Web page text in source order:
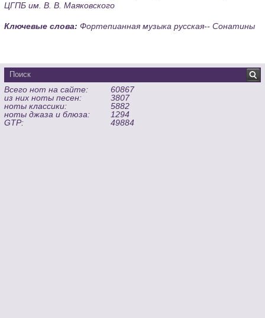
ЦГПБ им. В. В. Маяковского
Ключевые слова:Фортепианная музыка русская-- Сонатины
Всего нот на сайте:
60867
из них ноты песен:
3807
ноты классики:
5882
ноты джаза и блюза:
1294
GTP:
49884